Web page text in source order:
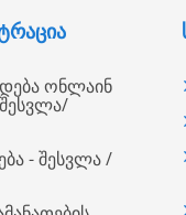
ონლაინ
- შესვლა /